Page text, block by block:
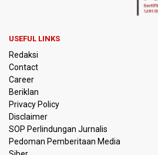
Menperin Sebut Insentif
Lawan Persib Bandung
Dari Literasi Teks ke Literasi
Kemenag Terbitkan 40 Buku Digital
Islam, Dapat Diunduh Gratis
USEFUL LINKS
Redaksi
Contact
Career
Beriklan
Privacy Policy
Disclaimer
SOP Perlindungan Jurnalis
Pedoman Pemberitaan Media